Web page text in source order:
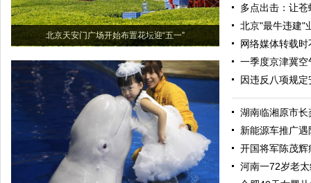
北京天安门广场开始布置花坛迎“五一”
多点出击：让
北京"最牛违建"
网络媒体转载
一季度京津冀
因违反八项规
湖南临湘原市
新能源车推广
开国将军陈茂
河南一72岁老